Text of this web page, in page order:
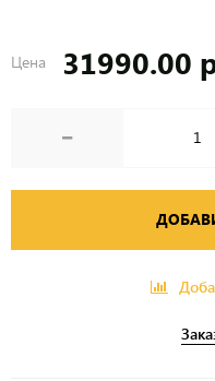
Цена 31990.00